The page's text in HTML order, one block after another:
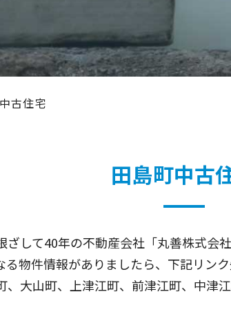
古住宅
田島町中古
ざして40年の不動産会社「丸善株式会
る物件情報がありましたら、下記リン
、大山町、上津江町、前津江町、中津